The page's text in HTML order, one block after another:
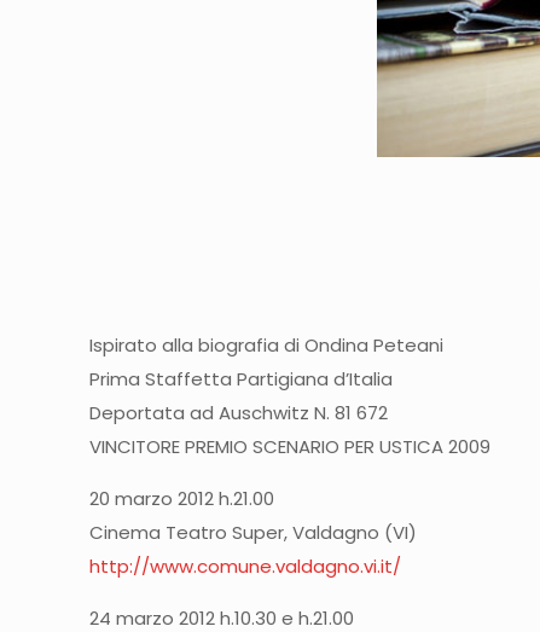
Ispirato alla biografia di Ondina Peteani
Prima Staffetta Partigiana d’Italia
Deportata ad Auschwitz N. 81 672
VINCITORE PREMIO SCENARIO PER USTICA 2009
20 marzo 2012 h.21.00
Cinema Teatro Super, Valdagno (VI)
http://www.comune.valdagno.vi.it/
24 marzo 2012 h.10.30 e h.21.00